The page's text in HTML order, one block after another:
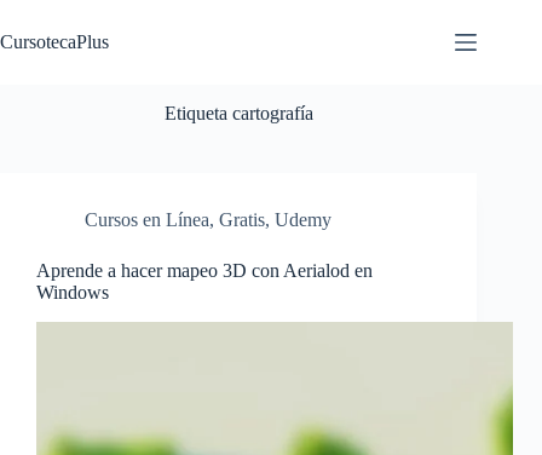
al
contenido
CursotecaPlus
Etiqueta cartografía
Cursos en Línea, Gratis, Udemy
Aprende a hacer mapeo 3D con Aerialod en
Windows